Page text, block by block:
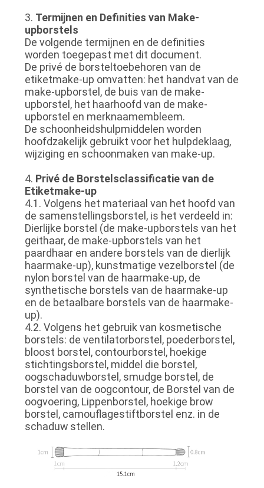
3. Termijnen en Definities van Make-
upborstels
De volgende termijnen en de definities
worden toegepast met dit document.
De privé de borsteltoebehoren van de
etiketmake-up omvatten: het handvat van de
make-upborstel, de buis van de make-
upborstel, het haarhoofd van de make-
upborstel en merknaamembleem.
De schoonheidshulpmiddelen worden
hoofdzakelijk gebruikt voor het hulpdeklaag,
wijziging en schoonmaken van make-up.
4. Privé de Borstelsclassificatie van de
Etiketmake-up
4.1. Volgens het materiaal van het hoofd van
de samenstellingsborstel, is het verdeeld in:
Dierlijke borstel (de make-upborstels van het
geithaar, de make-upborstels van het
paardhaar en andere borstels van de dierlijk
haarmake-up), kunstmatige vezelborstel (de
nylon borstel van de haarmake-up, de
synthetische borstels van de haarmake-up
en de betaalbare borstels van de haarmake-
up).
4.2. Volgens het gebruik van kosmetische
borstels: de ventilatorborstel, poederborstel,
bloost borstel, contourborstel, hoekige
stichtingsborstel, middel die borstel,
oogschaduwborstel, smudge borstel, de
borstel van de oogcontour, de Borstel van de
oogvoering, Lippenborstel, hoekige brow
borstel, camouflagestiftborstel enz. in de
schaduw stellen.